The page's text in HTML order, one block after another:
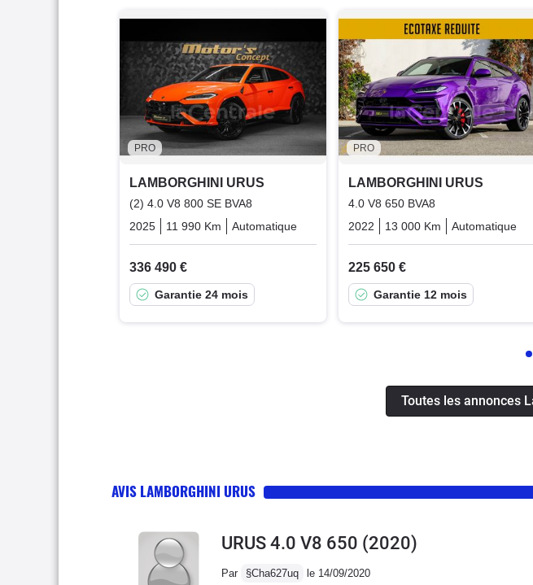
PRO
LAMBORGHINI URUS
(2) 4.0 V8 800 SE BVA8
2025
11 990 Km Automatique Plugin_hybrid_essence_electric
336 490 €
Garantie 24 mois
PRO
LAMBORGHINI URUS
4.0 V8 650 BVA8
2022
13 000 Km Automatique
225 650 €
Garantie 12 mois
Toutes les annonces
AVIS LAMBORGHINI URUS
URUS 4.0 V8 650 (2020)
Par §Cha627uq le 14/09/2020